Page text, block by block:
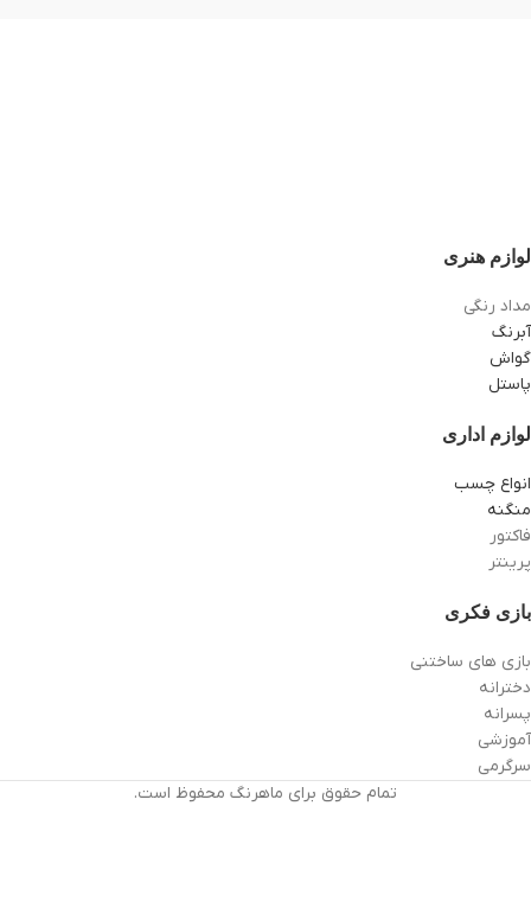
لوازم هنری
مداد رنگی
آبرنگ
گواش
پاستل
لوازم اداری
انواع چسب
منگنه
فاکتور
پرینتر
بازی فکری
بازی های ساختنی
دخترانه
پسرانه
آموزشی
سرگرمی
تمام حقوق برای ماهرنگ محفوظ است.